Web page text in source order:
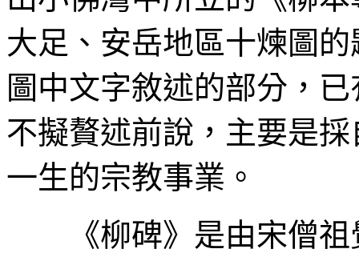
大足、安岳地區十煉圖
圖中文字敘述的部分，
不擬贅述前說，主要是
一生的宗教事業。
《柳碑》是由宋僧祖